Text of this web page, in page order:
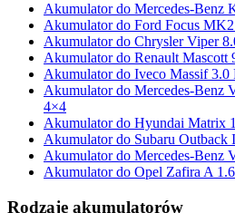
Akumulator do Mercedes-Benz
Akumulator do Ford Focus
Akumulator do Chrysler Viper
Akumulator do Renault Mascott
Akumulator do Iveco Massif 3.0
Akumulator do Mercedes-Benz
4×4
Akumulator do Hyundai Matrix
Akumulator do Subaru Outback
Akumulator do Mercedes-Benz
Akumulator do Opel Zafira A
Rodzaje akumulatorów